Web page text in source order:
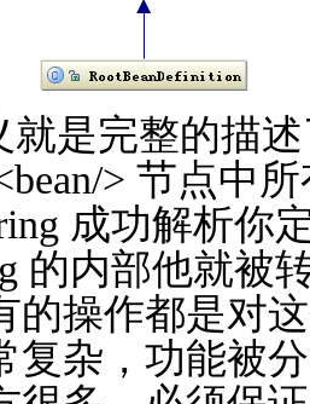
就是完整的描
> 节点中
成功解析你
的内部他就被
的操作都是对
复杂，功能被